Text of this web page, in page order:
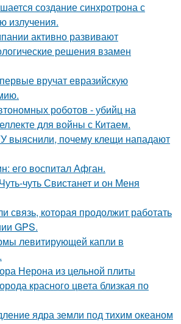
создание синхротрона с
излучения.
активно развивают
решения взамен
вручат евразийскую
роботов - убийц на
для войны с Китаем.
выяснили, почему клещи нападают
его воспитал Афган.
чуть Свистанет и он Меня
которая продолжит работать
GPS.
левитирующей капли в
Нерона из цельной плиты
красного цвета близкая по
ядра земли под тихим океаном